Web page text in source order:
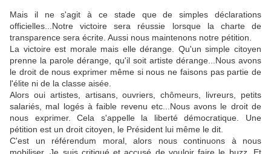
Mais il ne s'agit à ce stade que de simples déclarations
officielles...Notre victoire sera réussie lorsque la charte de
transparence sera écrite. Aussi nous maintenons notre pétition.
La victoire est morale mais elle dérange. Qu'un simple citoyen
prenne la parole dérange, qu'il soit artiste dérange...Nous avons
le droit de nous exprimer même si nous ne faisons pas partie de
l'élite ni de la classe aisée.
Alors oui artistes, artisans, ouvriers, chômeurs, livreurs, petits
salariés, mal logés à faible revenu etc...Nous avons le droit de
nous exprimer. Cela s'appelle la liberté démocratique. Une
pétition est un droit citoyen, le Président lui même le dit.
C'est un référendum moral, alors nous continuons à nous